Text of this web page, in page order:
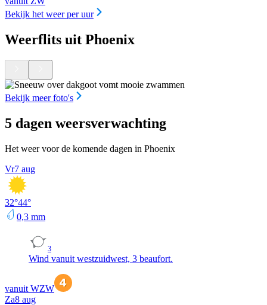
Bekijk het weer per uur
Weerflits uit Phoenix
Bekijk meer foto's
5 dagen weersverwachting
Het weer voor de komende dagen in Phoenix
Vr7 aug
32°44°
0,3 mm
3
Wind vanuit westzuidwest, 3 beaufort.
vanuit WZW
Za8 aug